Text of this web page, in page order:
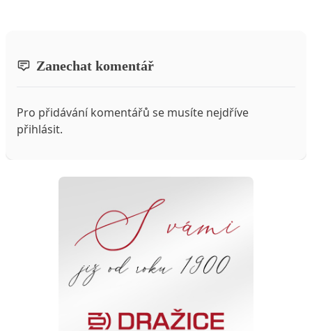
Zanechat komentář
Pro přidávání komentářů se musíte nejdříve
přihlásit.